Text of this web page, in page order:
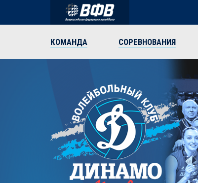
КОМАНДА СОРЕВНОВАНИЯ